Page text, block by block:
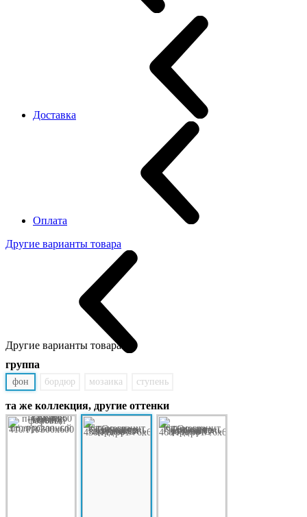
Доставка
Оплата
Другие варианты товара
Другие варианты товара:
группа
фон бордюр мозаика ступень
та же коллекция, другие оттенки